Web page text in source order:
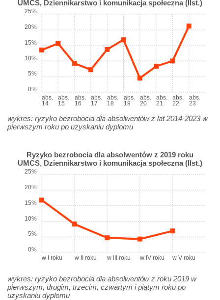
UMCS, Dziennikarstwo i komunikacja społeczna (IIst.)
abs.
14
abs.
15
abs.
16
abs.
17
abs.
18
abs.
19
abs.
20
abs.
21
abs.
22
abs.
23
0%
5%
10%
15%
20%
25%
wykres: ryzyko bezrobocia dla absolwentów z lat 2014-2023 w
pierwszym roku po uzyskaniu dyplomu
Ryzyko bezrobocia dla absolwentów z 2019 roku
UMCS, Dziennikarstwo i komunikacja społeczna (IIst.)
w I roku w II roku w III roku w IV roku w V roku
0%
5%
10%
15%
20%
25%
wykres: ryzyko bezrobocia dla absolwentów z roku 2019 w
pierwszym, drugim, trzecim, czwartym i piątym roku po
uzyskaniu dyplomu